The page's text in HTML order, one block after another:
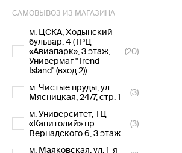
САМОВЫВОЗ ИЗ МАГАЗИНА
м. ЦСКА, Ходынский
бульвар, 4 (ТРЦ
«Авиапарк», 3 этаж,
Универмаг "Trend
Island" (вход 2))
(20)
м. Чистые пруды, ул.
Мясницкая, 24/7, стр. 1
(3)
м. Университет, ТЦ
«Капитолий» пр.
Вернадского 6, 3 этаж
(3)
м. Маяковская, ул. 1-я